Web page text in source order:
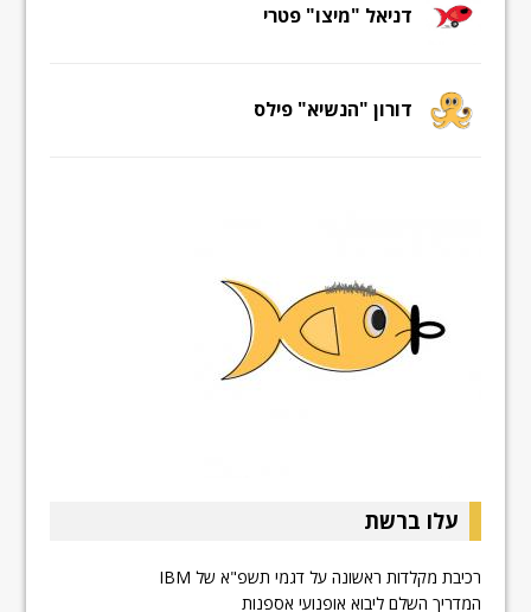
דניאל "מיצו" פטרי
דורון "הנשיא" פילס
עלו ברשת
רכיבת מקלדות ראשונה על דגמי תשפ"א של IBM
המדריך השלם ליבוא אופנועי אספנות